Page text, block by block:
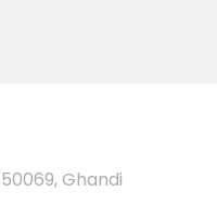
Ghandi